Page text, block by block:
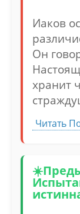
Иаков
Он
хранит
Читать